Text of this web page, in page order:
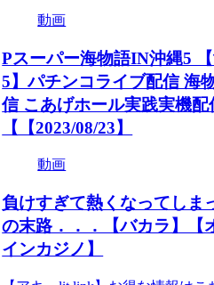
動画
Pスーパー海物語IN沖縄5
5】パチンコライブ配信 海
信 こあげホール実践実機配
【【2023/08/23】
動画
負けすぎて熱くなってしま
の末路．．．【バカラ】【
インカジノ】